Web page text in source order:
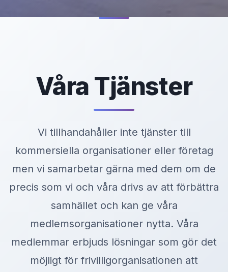
Våra Tjänster
Vi tillhandahåller inte tjänster till
kommersiella organisationer eller företag
men vi samarbetar gärna med dem om de
precis som vi och våra drivs av att förbättra
samhället och kan ge våra
medlemsorganisationer nytta. Våra
medlemmar erbjuds lösningar som gör det
möjligt för frivilligorganisationen att